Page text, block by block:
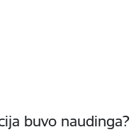
buvo naudinga?